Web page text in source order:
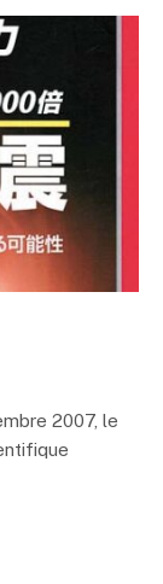
2007, le